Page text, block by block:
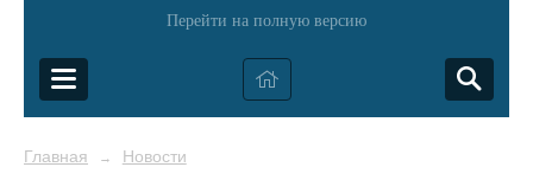
Перейти на полную версию
Главная → Новости